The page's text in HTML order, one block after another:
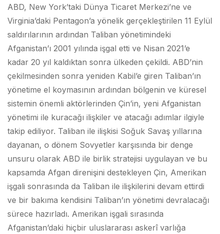
ABD, New York’taki Dünya Ticaret Merkezi’ne ve
Virginia’daki Pentagon’a yönelik gerçekleştirilen 11 Eylül
saldırılarının ardından Taliban yönetimindeki
Afganistan’ı 2001 yılında işgal etti ve Nisan 2021’e
kadar 20 yıl kaldıktan sonra ülkeden çekildi. ABD’nin
çekilmesinden sonra yeniden Kabil’e giren Taliban’ın
yönetime el koymasının ardından bölgenin ve küresel
sistemin önemli aktörlerinden Çin’in, yeni Afganistan
yönetimi ile kuracağı ilişkiler ve atacağı adımlar ilgiyle
takip ediliyor. Taliban ile ilişkisi Soğuk Savaş yıllarına
dayanan, o dönem Sovyetler karşısında bir denge
unsuru olarak ABD ile birlik stratejisi uygulayan ve bu
kapsamda Afgan direnişini destekleyen Çin, Amerikan
işgali sonrasında da Taliban ile ilişkilerini devam ettirdi
ve bir bakıma kendisini Taliban’ın yönetimi devralacağı
sürece hazırladı. Amerikan işgali sırasında
Afganistan’daki hiçbir uluslararası askerî varlığa